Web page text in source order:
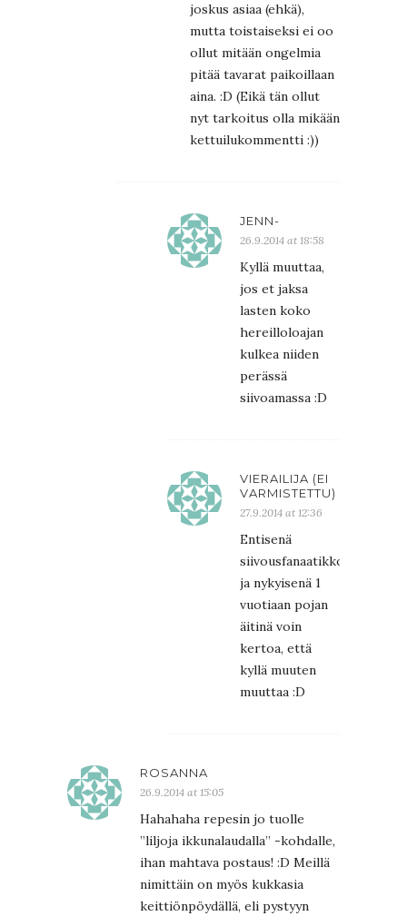
joskus asiaa (ehkä),
mutta toistaiseksi ei oo
ollut mitään ongelmia
pitää tavarat paikoillaan
aina. :D (Eikä tän ollut
nyt tarkoitus olla mikään
kettuilukommentti :))
JENN-
26.9.2014 at 18:58
Kyllä muuttaa,
jos et jaksa
lasten koko
hereilloloajan
kulkea niiden
perässä
siivoamassa :D
VIERAILIJA (EI
VARMISTETTU)
27.9.2014 at 12:36
Entisenä
siivousfanaatikkona
ja nykyisenä 1
vuotiaan pojan
äitinä voin
kertoa, että
kyllä muuten
muuttaa :D
ROSANNA
26.9.2014 at 15:05
Hahahaha repesin jo tuolle
”liljoja ikkunalaudalla” -kohdalle,
ihan mahtava postaus! :D Meillä
nimittäin on myös kukkasia
keittiönpöydällä, eli pystyyn